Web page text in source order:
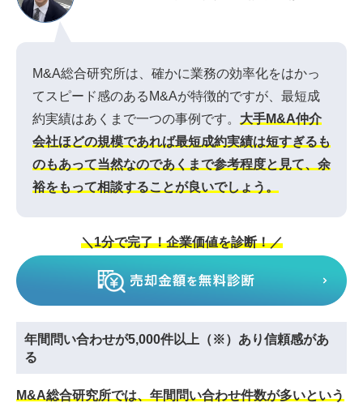
M&A総合研究所は、確かに業務の効率化をはかっ
てスピード感のあるM&Aが特徴的ですが、最短成
約実績はあくまで一つの事例です。 大手M&A仲介
会社ほどの規模であれば最短成約実績は短すぎるも
のもあって当然なのであくまで参考程度と見て、余
裕をもって相談することが良いでしょう。
＼1分で完了！企業価値を診断！／
年間問い合わせが5,000件以上（※）あり信頼感があ
る
M&A総合研究所では、年間問い合わせ件数が多いという